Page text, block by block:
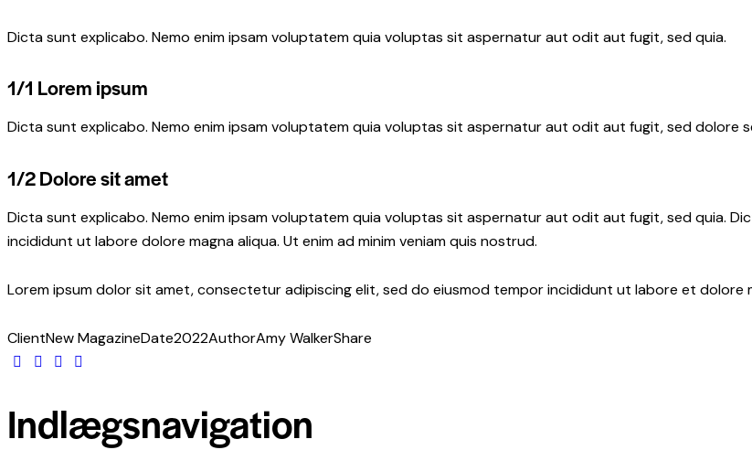
Dicta sunt explicabo. Nemo enim ipsam voluptatem quia voluptas sit aspernatur aut odit aut fugit, sed quia.
1/1 Lorem ipsum
Dicta sunt explicabo. Nemo enim ipsam voluptatem quia voluptas sit aspernatur aut odit aut fugit, sed dolore
1/2 Dolore sit amet
Dicta sunt explicabo. Nemo enim ipsam voluptatem quia voluptas sit aspernatur aut odit aut fugit, sed quia.
incididunt ut labore dolore magna aliqua. Ut enim ad minim veniam quis nostrud.
Lorem ipsum dolor sit amet, consectetur adipiscing elit, sed do eiusmod tempor incididunt ut labore et dolore
ClientNew MagazineDate2022AuthorAmy WalkerShare
Indlægsnavigation